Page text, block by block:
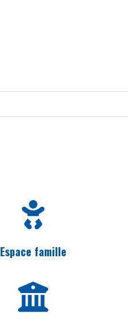
Espace famille